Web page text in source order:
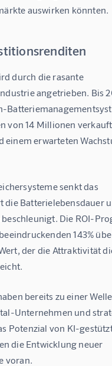
auswirken könnten.
durch die rasante
angetrieben. Bis
von 14 Millionen
einem erwarteten
senkt das
Batterielebensdauer
Die ROI-
143%
der die Attraktivität
bereits zu einer
Unternehmen und
Potenzial von KI-
die Entwicklung neuer
voran.